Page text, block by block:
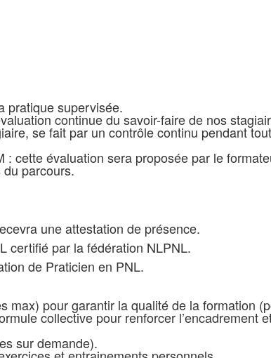
pratique supervisée.
continue du savoir-faire de nos
se fait par un contrôle continu pendant
: cette évaluation sera proposée par le
parcours.
une attestation de présence.
certifié par la fédération NLPNL.
de Praticien en PNL.
max) pour garantir la qualité de la formation
collective pour renforcer l’encadrement
sur demande).